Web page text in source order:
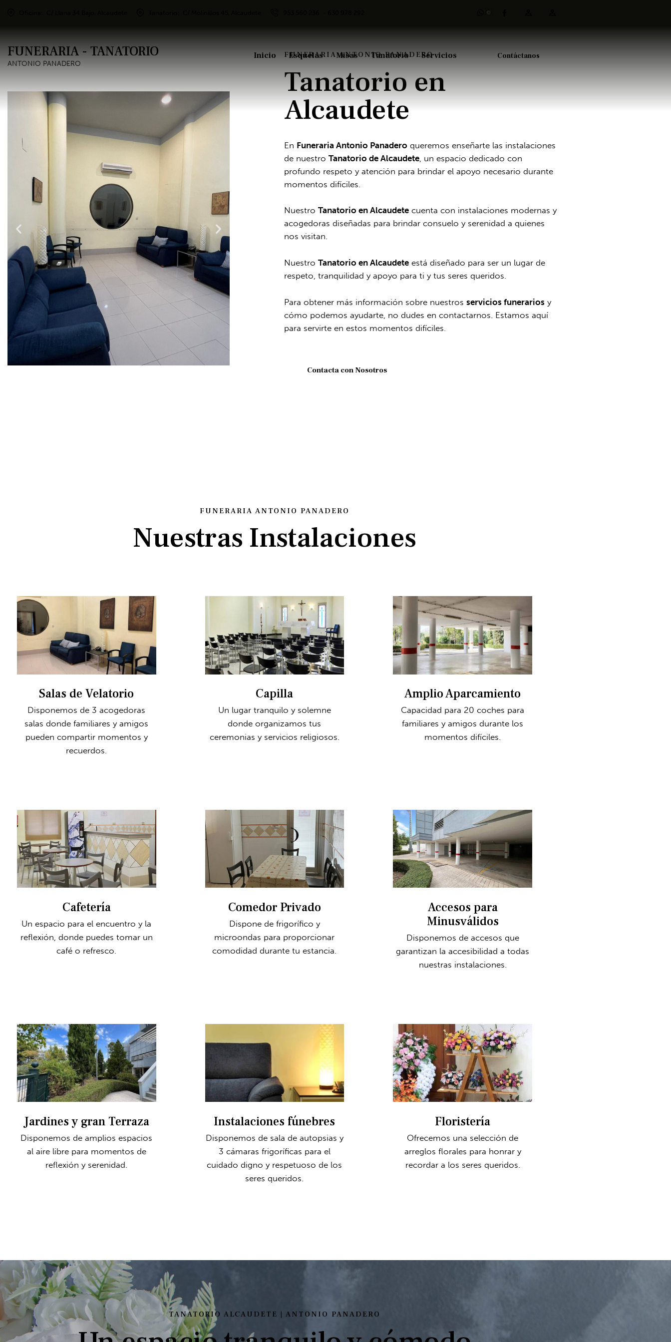
FUNERARIA - TANATORIO
ANTONIO PANADERO
Inicio Esquelas Misas Tanatorio Servicios Contáctanos
FUNERARIA ANTONIO PANADERO
Tanatorio en
Alcaudete
En Funeraria Antonio Panadero queremos enseñarte las instalaciones
de nuestro Tanatorio de Alcaudete, un espacio dedicado con
profundo respeto y atención para brindar el apoyo necesario durante
momentos difíciles.
Nuestro Tanatorio en Alcaudetecuenta con instalaciones modernas y
acogedoras diseñadas para brindar consuelo y serenidad a quienes
nos visitan.
Nuestro Tanatorio en Alcaudeteestá diseñado para ser un lugar de
respeto, tranquilidad y apoyo para ti y tus seres queridos.
Para obtener más información sobre nuestros servicios funerarios y
cómo podemos ayudarte, no dudes en contactarnos. Estamos aquí
para servirte en estos momentos difíciles.
Contacta con Nosotros
FUNERARIA ANTONIO PANADERO
Nuestras Instalaciones
Salas de Velatorio
Disponemos de 3 acogedoras
salas donde familiares y amigos
pueden compartir momentos y
recuerdos.
Capilla
Un lugar tranquilo y solemne
donde organizamos tus
ceremonias y servicios religiosos.
Amplio Aparcamiento
Capacidad para 20 coches para
familiares y amigos durante los
momentos difíciles.
Cafetería
Un espacio para el encuentro y la
reflexión, donde puedes tomar un
café o refresco.
Comedor Privado
Dispone de frigorífico y
microondas para proporcionar
comodidad durante tu estancia.
Accesos para
Minusválidos
Disponemos de accesos que
garantizan la accesibilidad a todas
nuestras instalaciones.
Jardines y gran Terraza
Disponemos de amplios espacios
al aire libre para momentos de
reflexión y serenidad.
Instalaciones fúnebres
Disponemos de sala de autopsias y
3 cámaras frigoríficas para el
cuidado digno y respetuoso de los
seres queridos.
Floristería
Ofrecemos una selección de
arreglos florales para honrar y
recordar a los seres queridos.
TANATORIO ALCAUDETE | ANTONIO PANADERO